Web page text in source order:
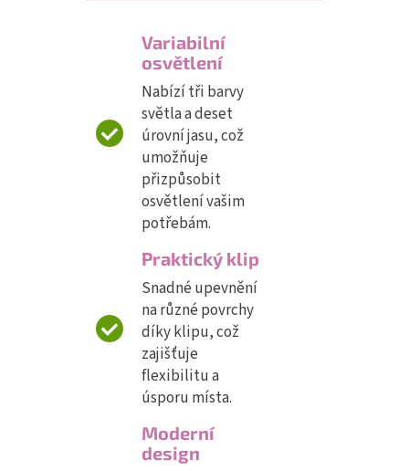
Variabilní
osvětlení
Nabízí tři barvy
světla a deset
úrovní jasu, což
umožňuje
přizpůsobit
osvětlení vašim
potřebám.
Praktický klip
Snadné upevnění
na různé povrchy
díky klipu, což
zajišťuje
flexibilitu a
úsporu místa.
Moderní
design